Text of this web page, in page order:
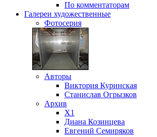
По комментаторам
Галереи художественные
Фотосерия
Авторы
Виктория Куринская
Станислав Огрызков
Архив
X1
Диана Козинцева
Евгений Семиряков